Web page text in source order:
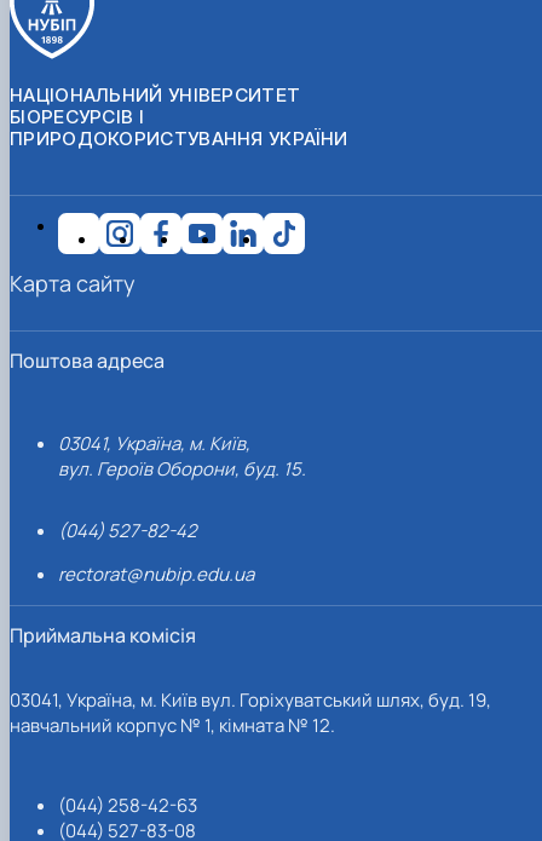
НАЦІОНАЛЬНИЙ УНІВЕРСИТЕТ
БІОРЕСУРСІВ І
ПРИРОДОКОРИСТУВАННЯ УКРАЇНИ
Поштова адреса
03041, Україна, м. Київ,
вул. Героїв Оборони, буд. 15.
(044) 527-82-42
rectorat@nubip.edu.ua
Приймальна комісія
03041, Україна, м. Київ вул. Горіхуватський шлях, буд. 19,
навчальний корпус № 1, кімната № 12.
(044) 258-42-63
(044) 527-83-08
Карта сайту